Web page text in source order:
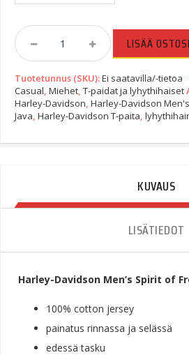
Harley-
Davidson
Spirit
Of
Freedom
-
LISÄÄ
Tuotetunnus (SKU):Ei saatavilla/-tietoa
Casual, Miehet, T-paidat ja lyhythihaiset
Harley-Davidson, Harley-Davidson
Java, Harley-Davidson T-paita,
KUVAUS
LISÄTIEDOT
Harley-Davidson Men’s Spirit of
100% cotton jersey
painatus rinnassa ja selässä
edessä tasku